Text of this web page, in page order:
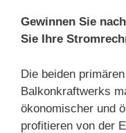
Gewinnen Sie
Sie Ihre
Die beiden
Balkonkraftwerks
ökonomischer und
profitieren von der